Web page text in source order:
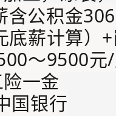
含公积金
底薪计算
～9500
一金
国银行